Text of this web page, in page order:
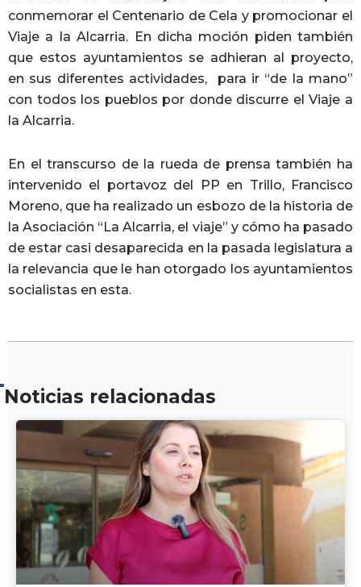
conmemorar el Centenario de Cela y promocionar el
Viaje a la Alcarria. En dicha moción piden también
que estos ayuntamientos se adhieran al proyecto,
en sus diferentes actividades, para ir “de la mano”
con todos los pueblos por donde discurre el Viaje a
la Alcarria.
En el transcurso de la rueda de prensa también ha
intervenido el portavoz del PP en Trillo, Francisco
Moreno, que ha realizado un esbozo de la historia de
la Asociación “La Alcarria, el viaje” y cómo ha pasado
de estar casi desaparecida en la pasada legislatura a
la relevancia que le han otorgado los ayuntamientos
socialistas en esta.
Noticias relacionadas